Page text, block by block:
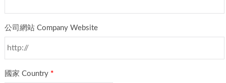
公司網站 Company Website
國家 Country *